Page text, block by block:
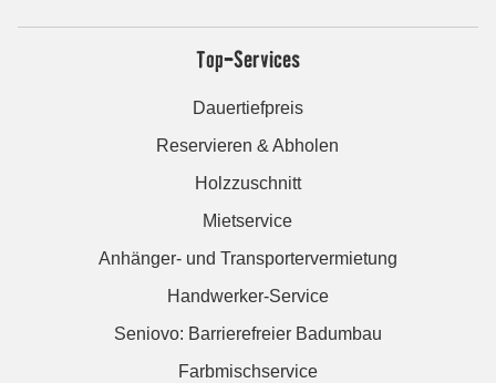
Top-Services
Dauertiefpreis
Reservieren & Abholen
Holzzuschnitt
Mietservice
Anhänger- und Transportervermietung
Handwerker-Service
Seniovo: Barrierefreier Badumbau
Farbmischservice